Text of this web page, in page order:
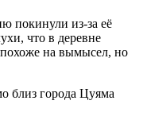
покинули из-за её
что в деревне
на вымысел, но
близ города Цуяма